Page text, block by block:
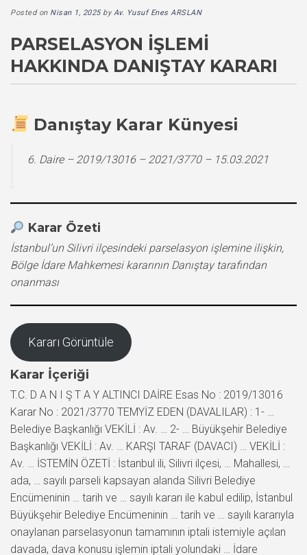
Posted on Nisan 1, 2025byAv. Yusuf Enes ARSLAN
PARSELASYON İŞLEMI
HAKKINDA DANIŞTAY KARARI
Danıştay Karar Künyesi
6. Daire – 2019/13016 – 2021/3770 – 15.03.2021
Karar Özeti
İstanbul’un Silivri ilçesindeki parselasyon işlemine ilişkin,
Bölge İdare Mahkemesi kararının Danıştay tarafından
onanması
Kararı Görüntüle
Karar İçeriği
T.C. D A N I Ş T A Y ALTINCI DAİRE Esas No : 2019/13016
Karar No : 2021/3770 TEMYİZ EDEN (DAVALILAR) : 1- …
Belediye Başkanlığı VEKİLİ : Av. … 2- … Büyükşehir Belediye
Başkanlığı VEKİLİ : Av. … KARŞI TARAF (DAVACI) … VEKİLİ :
Av. … İSTEMİN ÖZETİ : İstanbul ili, Silivri ilçesi, … Mahallesi, …
ada, … sayılı parseli kapsayan alanda Silivri Belediye
Encümeninin … tarih ve … sayılı kararı ile kabul edilip, İstanbul
Büyükşehir Belediye Encümeninin … tarih ve … sayılı kararıyla
onaylanan parselasyonun tamamının iptali istemiyle açılan
davada, dava konusu işlemin iptali yolundaki … İdare